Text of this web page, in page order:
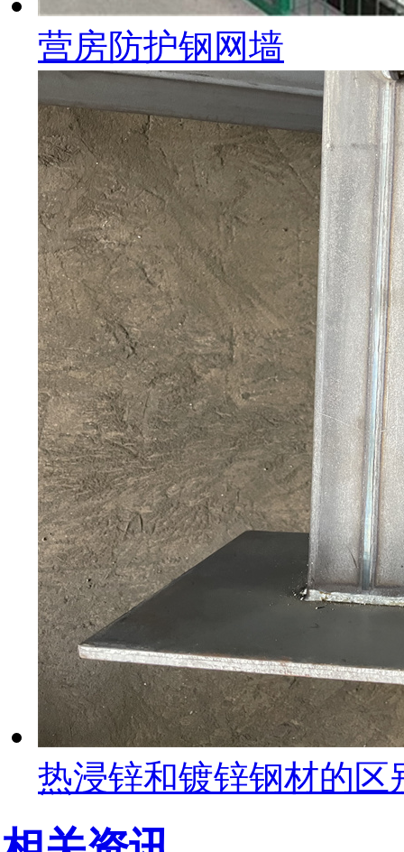
营房防护钢网墙
热浸锌和镀锌钢材的区